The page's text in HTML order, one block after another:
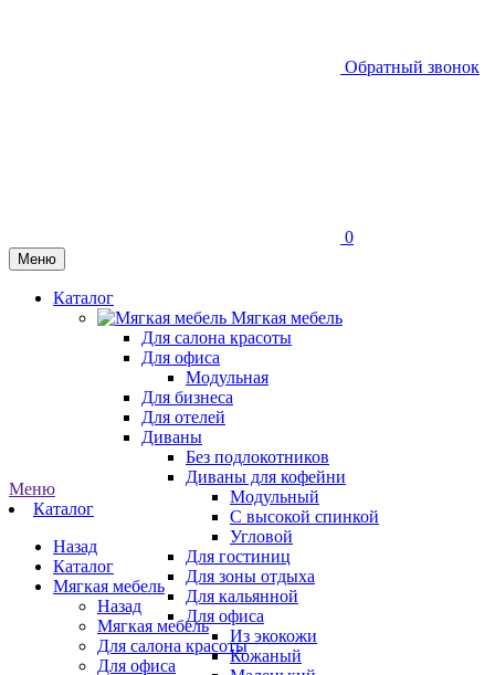
Обратный звонок
0
Меню
Каталог
Мягкая мебель
Для салона красоты
Для офиса
Модульная
Для бизнеса
Для отелей
Диваны
Без подлокотников
Диваны для кофейни
Модульный
С высокой спинкой
Угловой
Для гостиниц
Для зоны отдыха
Для кальянной
Для офиса
Из экокожи
Кожаный
Меню
Каталог
Назад
Каталог
Мягкая мебель
Назад
Мягкая мебель
Для салона красоты
Для офиса